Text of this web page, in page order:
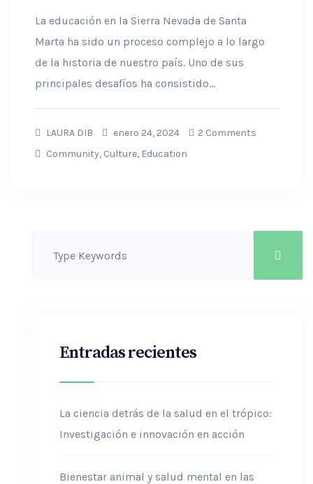
La educación en la Sierra Nevada de Santa
Marta ha sido un proceso complejo a lo largo
de la historia de nuestro país. Uno de sus
principales desafíos ha consistido...
LAURA DIB enero 24, 2024
2 Comments
Community, Culture, Education
Entradas recientes
La ciencia detrás de la salud en el trópico:
Investigación e innovación en acción
Bienestar animal y salud mental en las